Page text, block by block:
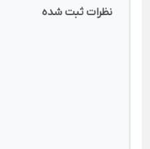
نظرات ثبت شده